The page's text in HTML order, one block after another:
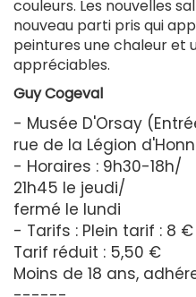
couleurs. Les nouvelles
nouveau parti pris qui
peintures une chaleur et
appréciables.
Guy Cogeval
- Musée D'Orsay
rue de la Légion
- Horaires : 9h30-18h/
21h45 le jeudi/
fermé le lundi
- Tarifs : Plein tarif : 8 €
Tarif réduit : 5,50 €
Moins de 18 ans,